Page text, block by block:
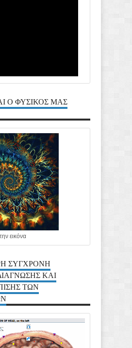
Ο ΦΥΣΙΚΟΣ ΜΑΣ
εικόνα
ΣΥΓΧΡΟΝΗ
ΚΑΙ
ΤΩΝ